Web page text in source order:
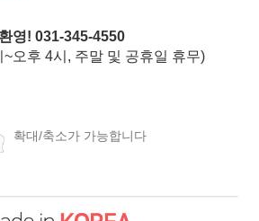
영! 031-345-4550
후 4시, 주말 및 공휴일 휴무)
확대/축소가 가능합니다